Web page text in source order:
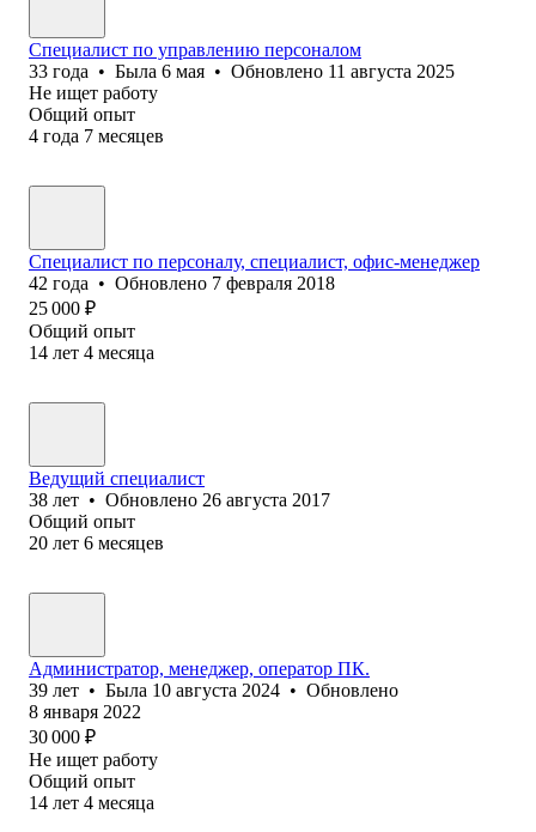
Специалист по управлению персоналом
33 года • Была 6 мая • Обновлено 11 августа 2025
Не ищет работу
Общий опыт
4 года 7 месяцев
Специалист по персоналу, специалист, офис-менеджер
42 года • Обновлено 7 февраля 2018
25 000 ₽
Общий опыт
14 лет 4 месяца
Ведущий специалист
38 лет • Обновлено 26 августа 2017
Общий опыт
20 лет 6 месяцев
Администратор, менеджер, оператор ПК.
39 лет • Была 10 августа 2024 • Обновлено
8 января 2022
30 000 ₽
Не ищет работу
Общий опыт
14 лет 4 месяца